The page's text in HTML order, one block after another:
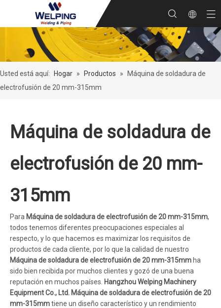
Usted está aquí: Hogar » Productos »
Máquina de soldadura de
electrofusión de 20 mm-315mm
Máquina de soldadura de
electrofusión de 20 mm-
315mm
Para Máquina de soldadura de electrofusión de 20 mm-315mm,
todos tenemos diferentes preocupaciones especiales al
respecto, y lo que hacemos es maximizar los requisitos de
productos de cada cliente, por lo que la calidad de nuestro
Máquina de soldadura de electrofusión de 20 mm-315mm ha
sido bien recibida por muchos clientes y gozó de una buena
reputación en muchos países. Hangzhou Welping Machinery
Equipment Co., Ltd. Máquina de soldadura de electrofusión de 20
mm-315mmtiene un diseño característico y un rendimiento